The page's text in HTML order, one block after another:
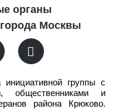
органы
Москвы
инициативной группы с
общественниками и
района Крюково.